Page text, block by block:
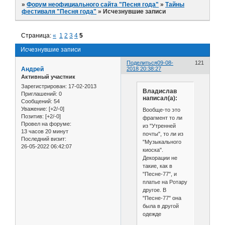
»Форум неофициального сайта "Песня года" »Тайны
фестиваля "Песня года" » Исчезнувшие записи
Исчезнувшие записи
Страница:« 1 2 3 4 5
Поделиться 121
09-08-
2018 20:38:27
Андрей
Активный участник
Зарегистрирован: 17-02-2013
Приглашений: 0
Сообщений: 54
Уважение: [+2/-0]
Позитив: [+2/-0]
Провел на форуме:
13 часов 20 минут
Последний визит:
26-05-2022 06:42:07
Владислав
написал(а):
Вообще-то это
фрагмент то ли
из "Утренней
почты", то ли из
"Музыкального
киоска".
Декорации не
такие, как в
"Песне-77", и
платье на Ротару
другое. В
"Песне-77" она
была в другой
одежде